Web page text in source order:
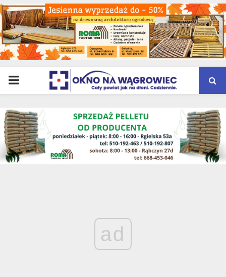
PRIMARY
MENU
ad